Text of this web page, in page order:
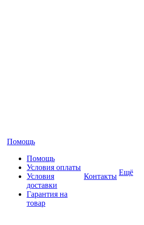
Помощь
Помощь
Условия оплаты
Условия
доставки
Гарантия на
товар
Контакты Ещё